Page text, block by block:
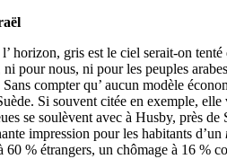
horizon, gris est le ciel serait-on tenté
pour nous, ni pour les peuples
compter qu’ aucun modèle
Si souvent citée en exemple,
se soulèvent avec à Husby, près
impression pour les habitants d’un
60 % étrangers, un chômage à 16 %